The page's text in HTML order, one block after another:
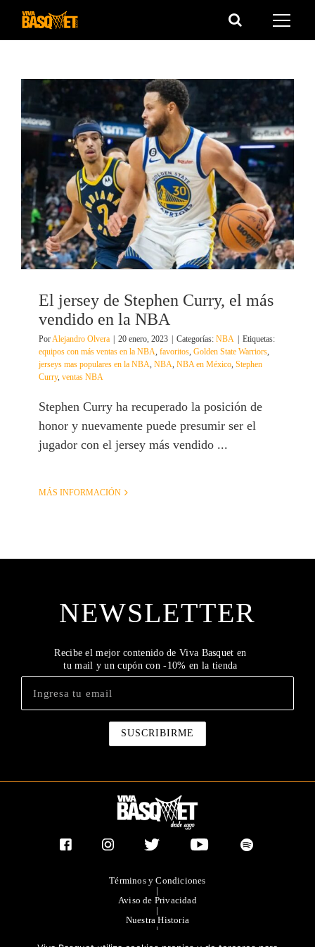
Saltar
El jersey de Stephen Curry, el más
vendido en la NBA
Por Alejandro Olvera | 20 enero, 2023 | Categorías: NBA | Etiquetas:
equipos con más ventas en la NBA favoritos Golden State Warriors
jerseys mas populares en la NBA NBA NBA en México Stephen
Curry, ventas NBA
Stephen Curry ha recuperado la posición de
honor y nuevamente puede presumir ser el
jugador con el jersey más vendido ...
MÁS INFORMACIÓN
NEWSLETTER
Recibe el mejor contenido de Viva Basquet en
tu mail y un cupón con -10% en la tienda
Términos y Condiciones
|
Aviso de Privacidad
|
Nuestra Historia
|